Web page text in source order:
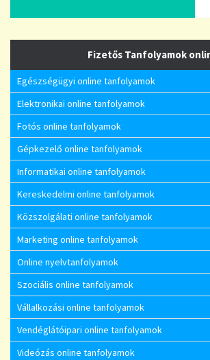
Fizetős Tanfolyamok
Egészségügyi online tanfolyamok
Elektronikai online tanfolyamok
Fotós online tanfolyamok
Gépkezelő online tanfolyamok
Informatikai online tanfolyamok
Kereskedelmi online tanfolyamok
Közszolgálati online tanfolyamok
Marketing online tanfolyamok
Online nyelvtanfolyamok
Szociális online tanfolyamok
Vállalkozási online tanfolyamok
Vendéglátóipari online tanfolyamok
Videózás online tanfolyamok